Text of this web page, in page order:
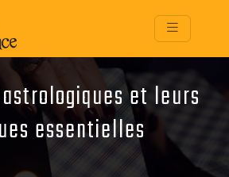
et leurs
essentielles